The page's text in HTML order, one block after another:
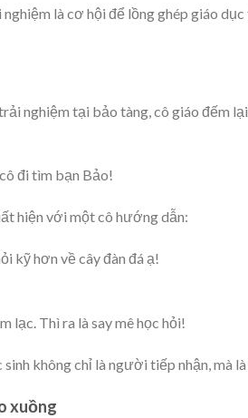
là cơ hội để lồng ghép giáo
nghiệm tại bảo tàng, cô giáo đếm
đi tìm bạn Bảo!
hiện với một cô hướng dẫn:
kỹ hơn về cây đàn đá ạ!
lạc. Thì ra là say mê học hỏi!
không chỉ là người tiếp nhận, mà là
xuồng